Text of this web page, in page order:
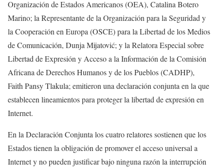
Organización de Estados Americanos (OEA), Catalina Botero
Marino; la Representante de la Organización para la Seguridad y
la Cooperación en Europa (OSCE) para la Libertad de los Medios
de Comunicación, Dunja Mijatović; y la Relatora Especial sobre
Libertad de Expresión y Acceso a la Información de la Comisión
Africana de Derechos Humanos y de los Pueblos (CADHP),
Faith Pansy Tlakula; emitieron una declaración conjunta en la que
establecen lineamientos para proteger la libertad de expresión en
Internet.
En la Declaración Conjunta los cuatro relatores sostienen que los
Estados tienen la obligación de promover el acceso universal a
Internet y no pueden justificar bajo ninguna razón la interrupción